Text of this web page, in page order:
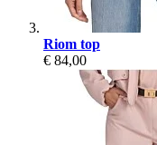
Riom top
€ 84,00